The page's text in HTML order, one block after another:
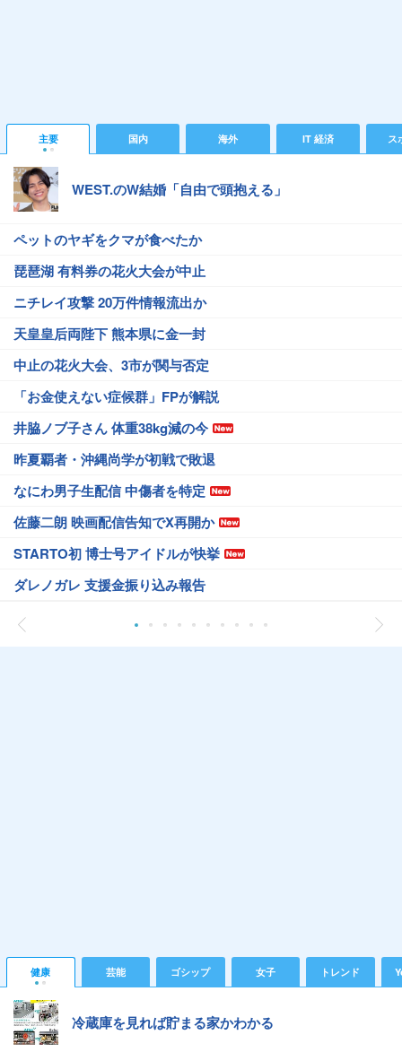
主要 国内 海外 IT 経済 ス
WEST.のW結婚「自由で頭抱える」
ペットのヤギをクマが食べたか
琵琶湖 有料券の花火大会が中止
ニチレイ攻撃 20万件情報流出か
天皇皇后両陛下 熊本県に金一封
中止の花火大会、3市が関与否定
「お金使えない症候群」FPが解説
井脇ノブ子さん 体重38kg減の今
昨夏覇者・沖縄尚学が初戦で敗退
なにわ男子生配信 中傷者を特定
佐藤二朗 映画配信告知でX再開か
STARTO初 博士号アイドルが快挙
ダレノガレ 支援金振り込み報告
健康 芸能 ゴシップ 女子 トレンド
冷蔵庫を見れば貯まる家かわかる